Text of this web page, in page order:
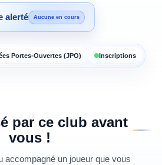
alerté Aucune en cours
Portes-Ouvertes (JPO) Inscriptions
par ce club avant
vous !
accompagné un joueur que vous